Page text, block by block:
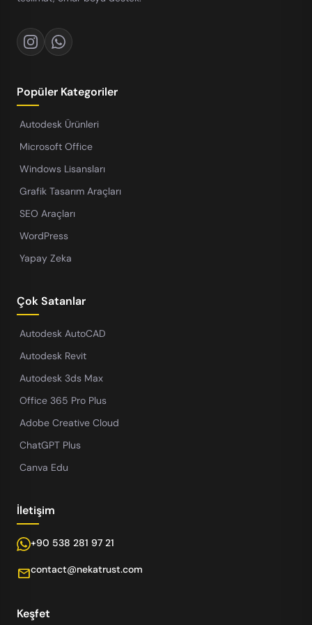
Popüler Kategoriler
Autodesk Ürünleri
Microsoft Office
Windows Lisansları
Grafik Tasarım Araçları
SEO Araçları
WordPress
Yapay Zeka
Çok Satanlar
Autodesk AutoCAD
Autodesk Revit
Autodesk 3ds Max
Office 365 Pro Plus
Adobe Creative Cloud
ChatGPT Plus
Canva Edu
İletişim
+90 538 281 97 21
mailcontact@nekatrust.com
Keşfet